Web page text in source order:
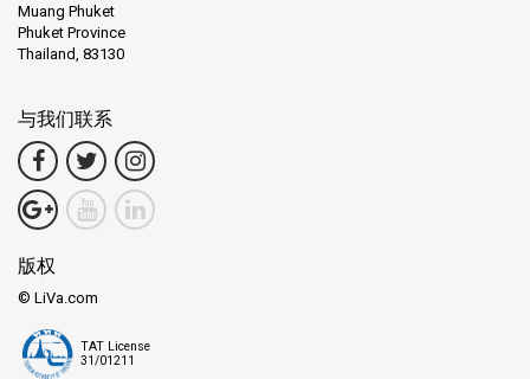
Muang Phuket
Phuket Province
Thailand, 83130
与我们联系
版权
© LiVa.com
TAT License
31/01211